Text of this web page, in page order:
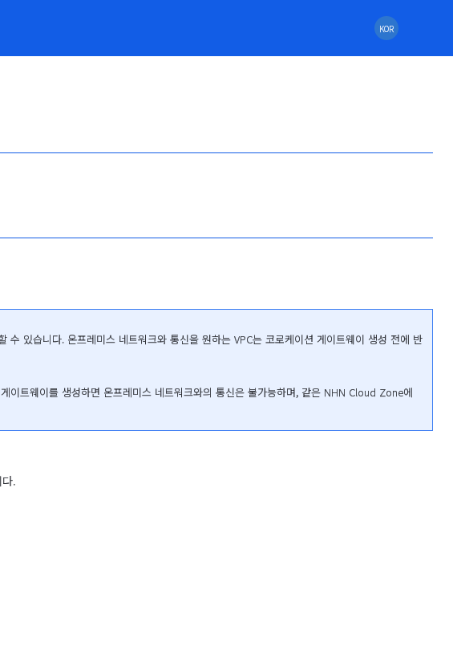
KOR
있습니다. 온프레미스 네트워크와 통신을 원하는 VPC는 코로케이션 게이트웨이 생성 전에 반
트웨이를 생성하면 온프레미스 네트워크와의 통신은 불가능하며, 같은 NHN Cloud Zone에
.